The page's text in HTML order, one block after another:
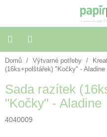
Balení
dárků
Dekorace
a
doplňky
Domů / Výtvarné potřeby /
(16ks+polštářek) "Kočky" - Aladine
Sada razítek
"Kočky" - Aladine
4040009